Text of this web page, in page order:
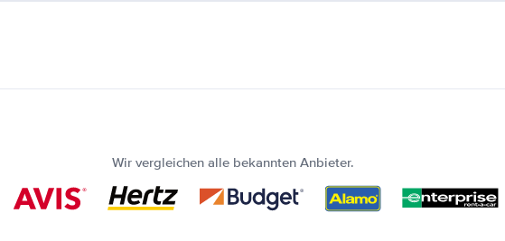
Wir vergleichen alle bekannten Anbieter.